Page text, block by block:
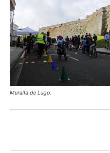
Muralla de Lugo.